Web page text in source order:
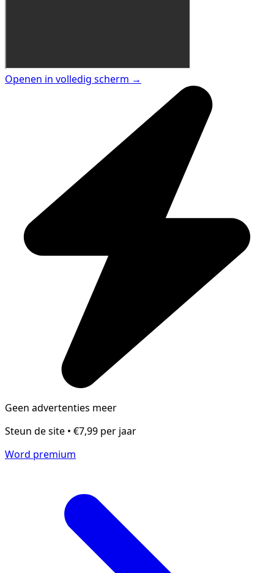
Openen in volledig scherm →
Geen advertenties meer
Steun de site • €7,99 per jaar
Word premium